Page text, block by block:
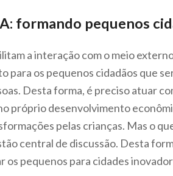
formando pequenos
a interação com o meio
para os pequenos cidadãos que
Desta forma, é preciso atuar
próprio desenvolvimento
pelas crianças. Mas o
central de discussão. Desta
os pequenos para cidades